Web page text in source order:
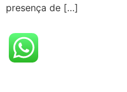
presença de […]